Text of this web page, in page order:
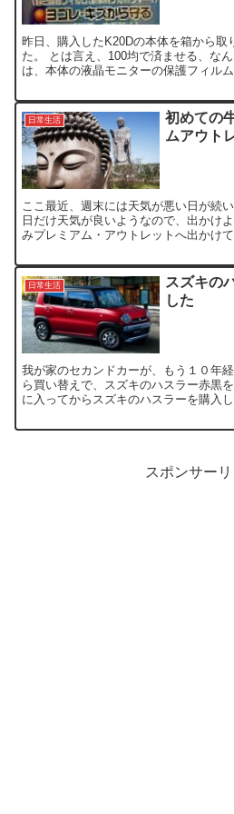
昨日、購入したK20Dの本体を箱から取
た。 とは言え、100均で済ませる、な
は、本体の液晶モニターの保護フィル
日常生活
初めての
ムアウト
ここ最近、週末には天気が悪い日が続
日だけ天気が良いようなので、出かけ
みプレミアム・アウトレットへ出かけ
日常生活
スズキの
した
我が家のセカンドカーが、もう１０年
ら買い替えで、スズキのハスラー赤黒
に入ってからスズキのハスラーを購入
スポンサーリ